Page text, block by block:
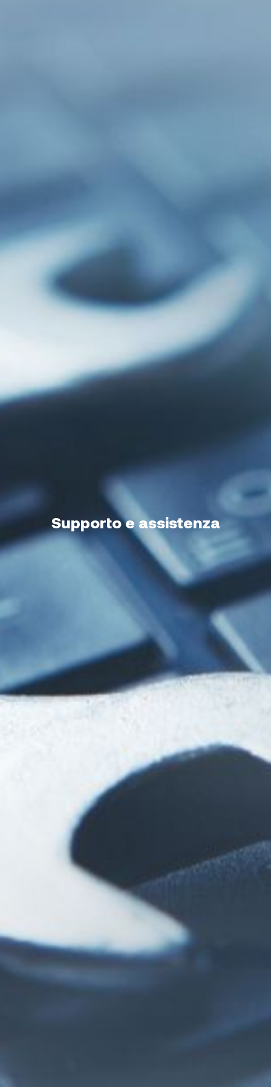
Supporto e assistenza